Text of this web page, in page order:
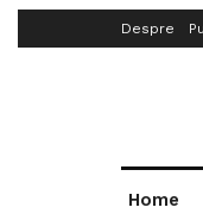
Despre
Home